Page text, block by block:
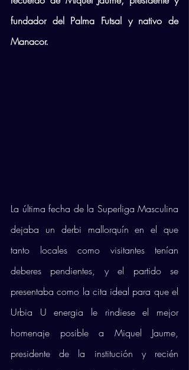
fundador del Palma Futsal y nativo de
Manacor.
La última fecha de la Superliga Masculina
dejaba un derbi mallorquín en el que
tanto locales como visitantes tenían
deberes pendientes, y el partido se
presentaba como la cita ideal para que el
Urbia U energia le rindiese el mejor
homenaje posible a Miquel Jaume,
presidente de la institución y recién